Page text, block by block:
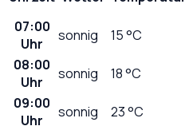
07:00
Uhr
sonnig 15°C
08:00
Uhr
sonnig 18°C
09:00
Uhr
sonnig 23°C